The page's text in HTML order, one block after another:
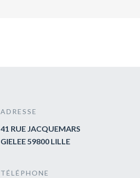
ADRESSE
41 RUE JACQUEMARS
GIELEE 59800 LILLE
TÉLÉPHONE